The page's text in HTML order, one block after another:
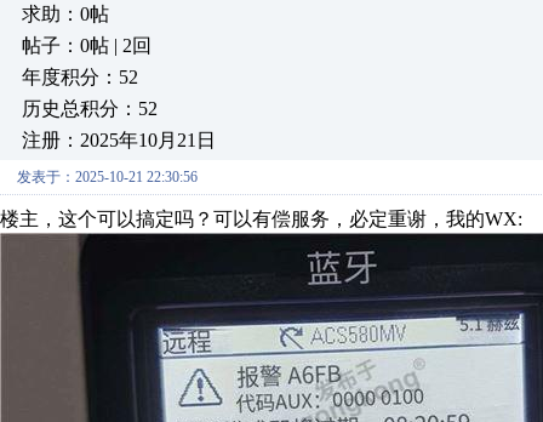
求助：0帖
帖子：0帖 | 2回
年度积分：52
历史总积分：52
注册：2025年10月21日
发表于：2025-10-21 22:30:56
楼主，这个可以搞定吗？可以有偿服务，必定重谢，我的